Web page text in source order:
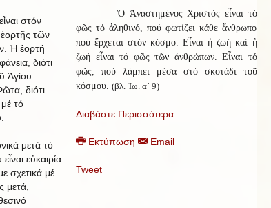
στόν
τῶν
Ἡ ἑορτή
διότι
Ἁγίου
διότι
τό
μετά τό
εὐκαιρία
σχετικά μέ
μετά,
Ὁ Ἀναστημένος Χριστός εἶναι τό
φῶς τό ἀληθινό, πού φωτίζει κάθε ἄνθρωπο
πού ἔρχεται στόν κόσμο. Εἶναι ἡ ζωή καί ἡ
ζωή εἶναι τό φῶς τῶν ἀνθρώπων. Εἶναι τό
φῶς, πού λάμπει μέσα στό σκοτάδι τοῦ
κόσμου. (βλ. Ἰω. α΄ 9)
Διαβάστε Περισσότερα
Εκτύπωση Email
Tweet